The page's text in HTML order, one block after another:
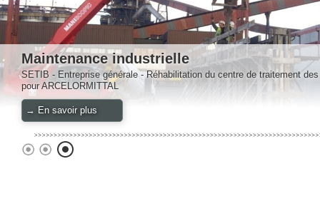
Maintenance industrielle
SETIB - Entreprise générale - Réhabilitation du centre de traitement
pour ARCELORMITTAL
→ En savoir plus